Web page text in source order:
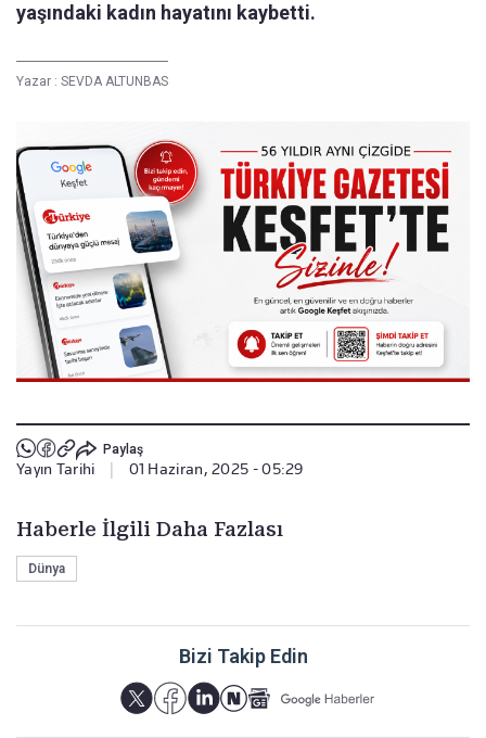
yaşındaki kadın hayatını kaybetti.
Yazar : SEVDA ALTUNBAS
Paylaş
Yayın Tarihi 01 Haziran, 2025 - 05:29
Haberle İlgili Daha Fazlası
Dünya
Bizi Takip Edin